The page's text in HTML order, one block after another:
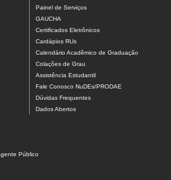
Painel de Serviços
GAUCHA
Certificados Eletrônicos
Cardápios RUs
Calendário Acadêmico de Graduação
Colações de Grau
Assistência Estudantil
Fale Conosco NuDEs/PRODAE
Dúvidas Frequentes
Dados Abertos
Público